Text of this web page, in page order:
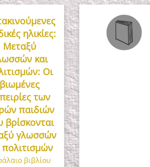
ηλικίες:
Μεταξύ
και
Οι
βιωμένες
των
παιδιών
βρίσκονται
γλωσσών
πολιτισμών
βιβλίου